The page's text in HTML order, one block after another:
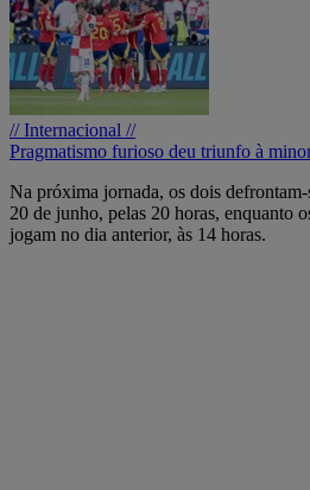
// Internacional //
Pragmatismo furioso deu triunfo à
Na próxima jornada, os dois
20 de junho, pelas 20 horas, enquanto
jogam no dia anterior, às 14 horas.